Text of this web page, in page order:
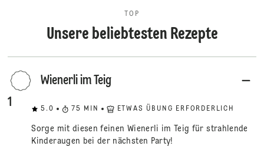
TOP
Unsere beliebtesten Rezepte
1
Wienerli im Teig
5.0 75 MIN ETWAS ÜBUNG ERFORDERLICH
Sorge mit diesen feinen Wienerli im Teig für strahlende
Kinderaugen bei der nächsten Party!